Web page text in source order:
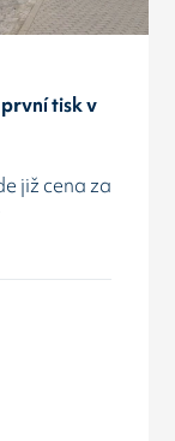
tisk v
již cena za